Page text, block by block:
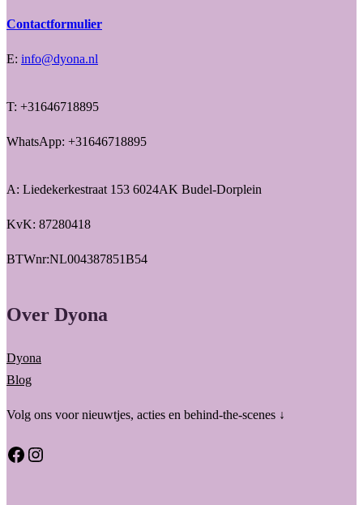
Contactformulier
E: info@dyona.nl
T: +31646718895
WhatsApp: +31646718895
A: Liedekerkestraat 153 6024AK Budel-Dorplein
KvK: 87280418
BTWnr:NL004387851B54
Over Dyona
Dyona
Blog
Volg ons voor nieuwtjes, acties en behind-the-scenes ↓
Facebook Instagram